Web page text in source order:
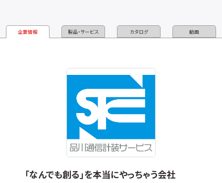
企業情報 製品・サービス カタログ 動画
「なんでも創る」を本当にやっちゃう会社